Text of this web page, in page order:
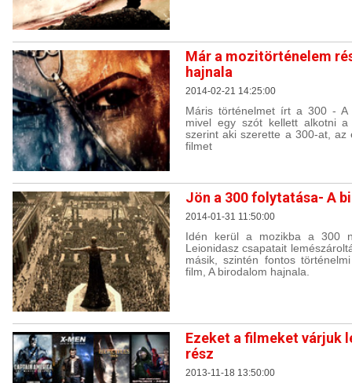
Már a mozitörténelem
hajnala
2014-02-21 14:25:00
Máris történelmet írt a 300 - A
mivel egy szót kellett alkotni a
szerint aki szerette a 300-at, az
filmet
Jön a 300 folytatása- A
2014-01-31 11:50:00
Idén kerül a mozikba a 300
Leionidasz csapatait
másik, szintén fontos
film, A birodalom hajnala.
Ezeket a filmeket várjuk
rész
2013-11-18 13:50:00